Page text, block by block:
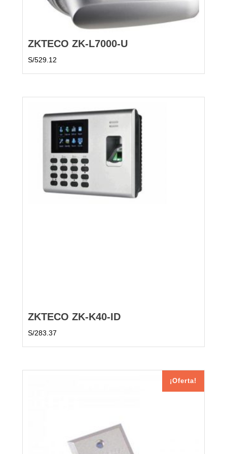
ZKTECO ZK-L7000-U
S/529.12
ZKTECO ZK-K40-ID
S/283.37
¡Oferta!